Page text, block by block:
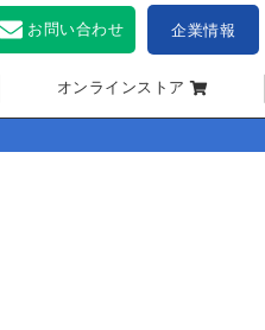
オンラインストア
お問い合わせ 企業情報